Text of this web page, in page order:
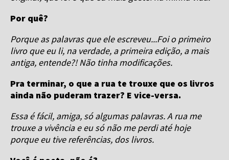
Por quê?
Porque as palavras que ele escreveu...Foi o primeiro
livro que eu li, na verdade, a primeira edição, a mais
antiga, entende?! Não tinha modificações.
Pra terminar, o que a rua te trouxe que os livros
ainda não puderam trazer? E vice-versa.
Essa é fácil, amiga, só algumas palavras. A rua me
trouxe a vivência e eu só não me perdi até hoje
porque eu tive referências, dos livros.